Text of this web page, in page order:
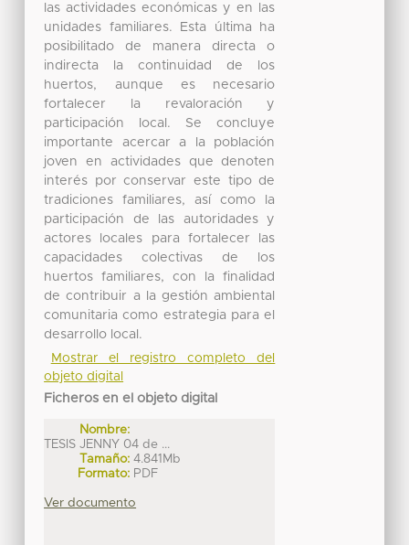
las actividades económicas y en las
unidades familiares. Esta última ha
posibilitado de manera directa o
indirecta la continuidad de los
huertos, aunque es necesario
fortalecer la revaloración y
participación local. Se concluye
importante acercar a la población
joven en actividades que denoten
interés por conservar este tipo de
tradiciones familiares, así como la
participación de las autoridades y
actores locales para fortalecer las
capacidades colectivas de los
huertos familiares, con la finalidad
de contribuir a la gestión ambiental
comunitaria como estrategia para el
desarrollo local.
Mostrar el registro completo del
objeto digital
Ficheros en el objeto digital
Nombre:
TESIS JENNY 04 de ...
Tamaño: 4.841Mb
Formato: PDF
Ver documento